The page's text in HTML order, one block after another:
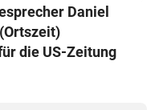
Daniel
die US-Zeitung